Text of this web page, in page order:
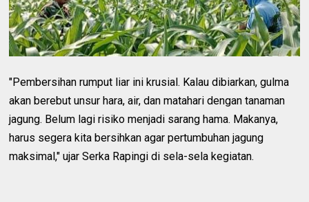
"Pembersihan rumput liar ini krusial. Kalau dibiarkan, gulma
akan berebut unsur hara, air, dan matahari dengan tanaman
jagung. Belum lagi risiko menjadi sarang hama. Makanya,
harus segera kita bersihkan agar pertumbuhan jagung
maksimal," ujar Serka Rapingi di sela-sela kegiatan.